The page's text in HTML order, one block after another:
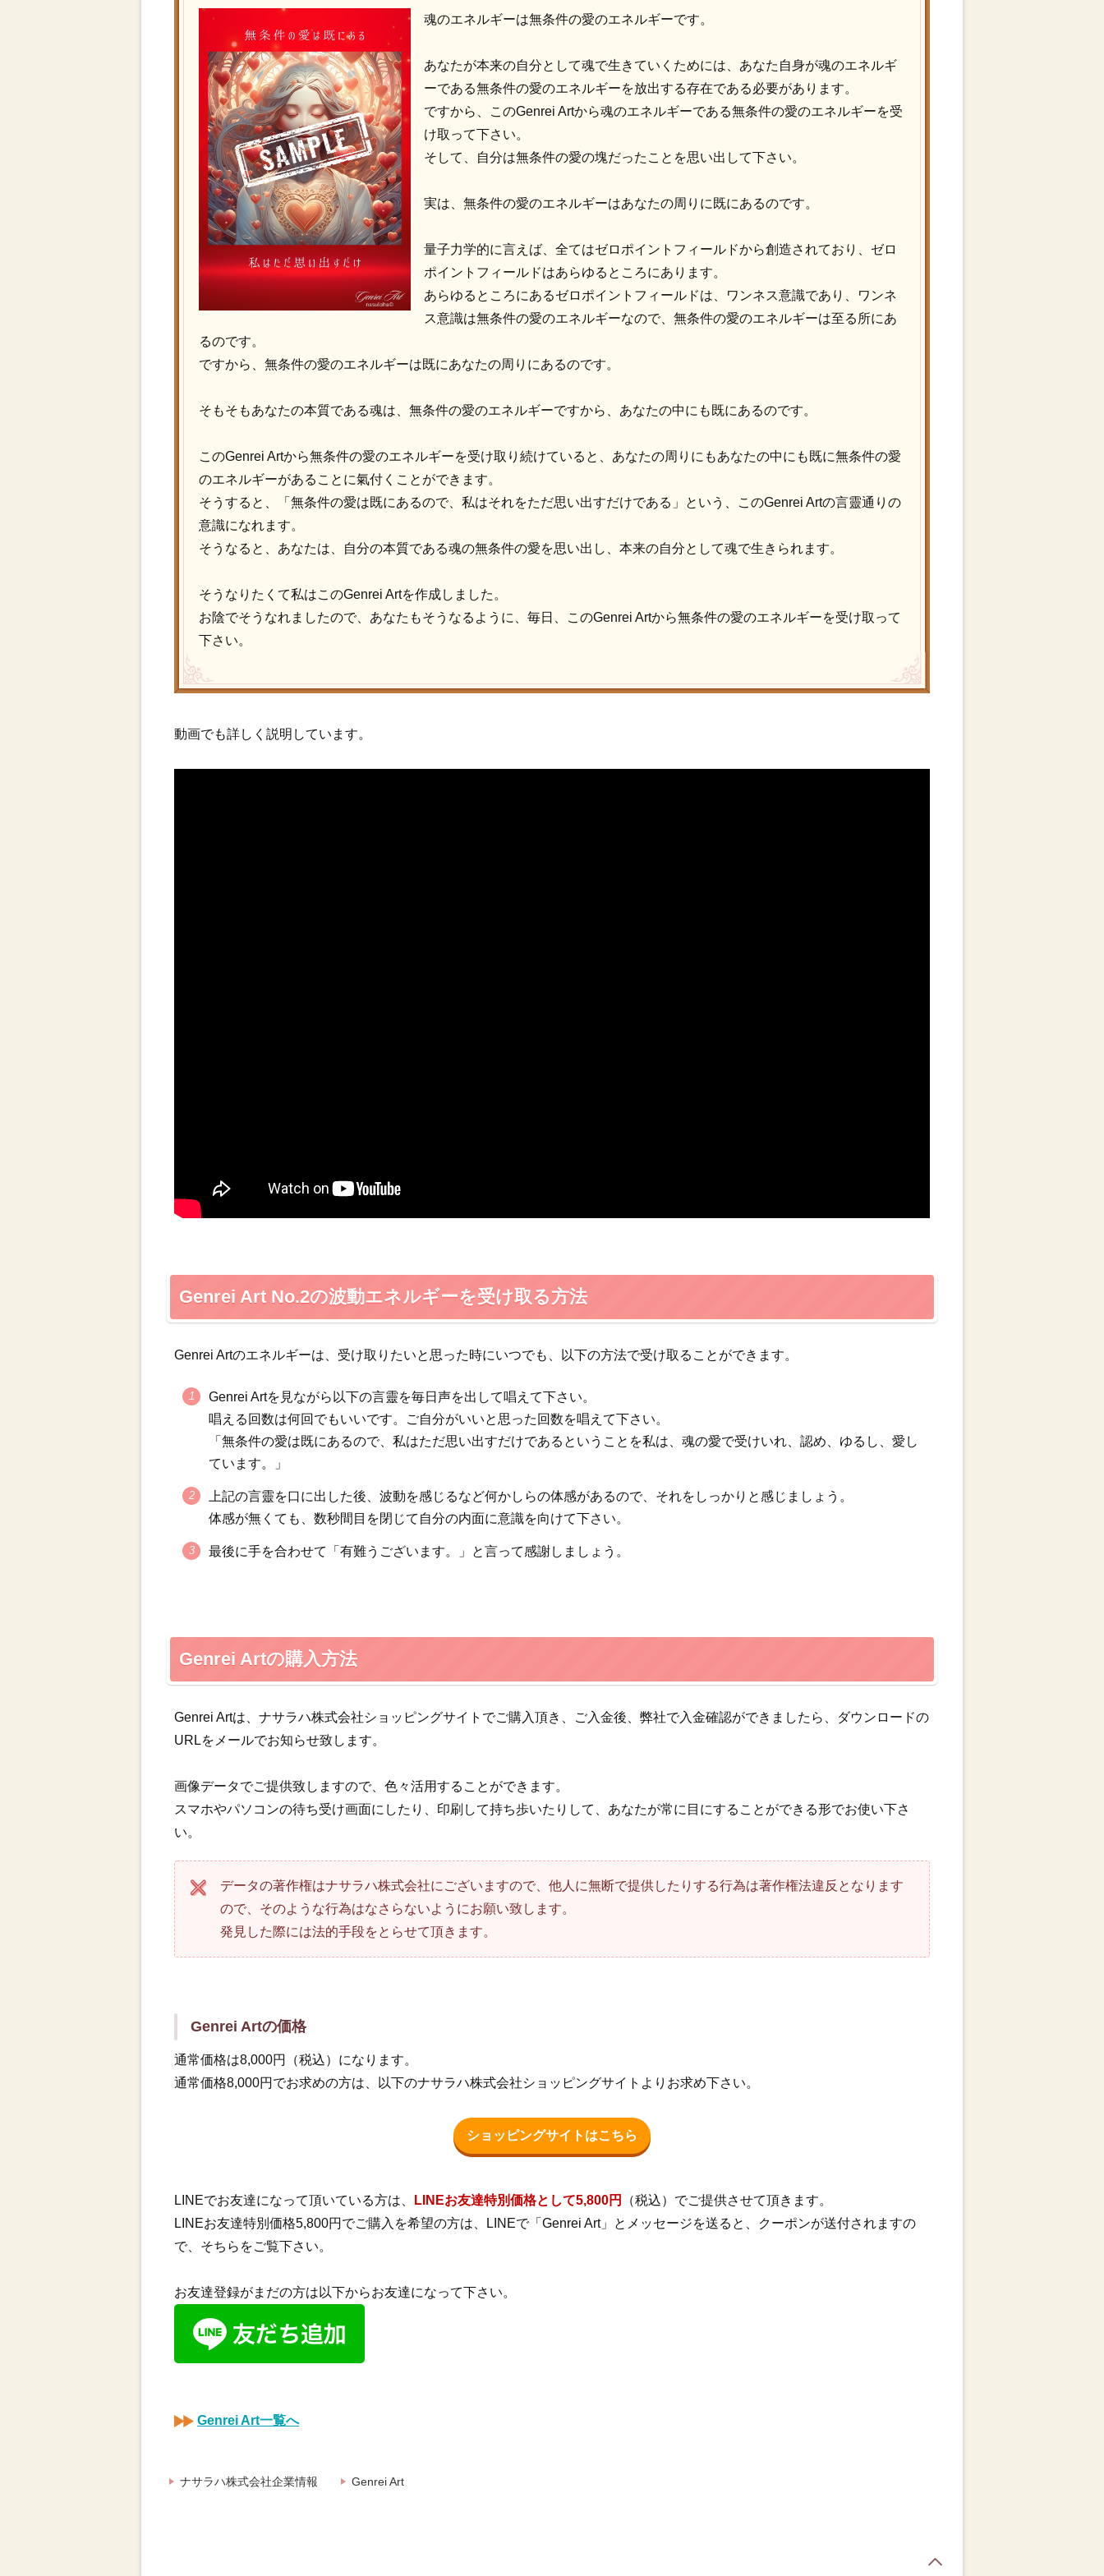
魂のエネルギーは無条件の愛のエネルギーです。
あなたが本来の自分として魂で生きていくためには、あなた自身が魂のエネルギ
ーである無条件の愛のエネルギーを放出する存在である必要があります。
ですから、このGenrei Artから魂のエネルギーである無条件の愛のエネルギーを受
け取って下さい。
そして、自分は無条件の愛の塊だったことを思い出して下さい。
実は、無条件の愛のエネルギーはあなたの周りに既にあるのです。
量子力学的に言えば、全てはゼロポイントフィールドから創造されており、ゼロ
ポイントフィールドはあらゆるところにあります。
あらゆるところにあるゼロポイントフィールドは、ワンネス意識であり、ワンネ
ス意識は無条件の愛のエネルギーなので、無条件の愛のエネルギーは至る所にあ
るのです。
ですから、無条件の愛のエネルギーは既にあなたの周りにあるのです。
そもそもあなたの本質である魂は、無条件の愛のエネルギーですから、あなたの中にも既にあるのです。
このGenrei Artから無条件の愛のエネルギーを受け取り続けていると、あなたの周りにもあなたの中にも既に無条件の愛
のエネルギーがあることに氣付くことができます。
そうすると、「無条件の愛は既にあるので、私はそれをただ思い出すだけである」という、このGenrei Artの言靈通りの
意識になれます。
そうなると、あなたは、自分の本質である魂の無条件の愛を思い出し、本来の自分として魂で生きられます。
そうなりたくて私はこのGenrei Artを作成しました。
お陰でそうなれましたので、あなたもそうなるように、毎日、このGenrei Artから無条件の愛のエネルギーを受け取って
下さい。
動画でも詳しく説明しています。
Genrei Art No.2の波動エネルギーを受け取る方法
Genrei Artのエネルギーは、受け取りたいと思った時にいつでも、以下の方法で受け取ることができます。
Genrei Artを見ながら以下の言靈を毎日声を出して唱えて下さい。
唱える回数は何回でもいいです。ご自分がいいと思った回数を唱えて下さい。
「無条件の愛は既にあるので、私はただ思い出すだけであるということを私は、魂の愛で受けいれ、認め、ゆるし、愛し
ています。」
上記の言靈を口に出した後、波動を感じるなど何かしらの体感があるので、それをしっかりと感じましょう。
体感が無くても、数秒間目を閉じて自分の内面に意識を向けて下さい。
最後に手を合わせて「有難うございます。」と言って感謝しましょう。
Genrei Artの購入方法
Genrei Artは、ナサラハ株式会社ショッピングサイトでご購入頂き、ご入金後、弊社で入金確認ができましたら、ダウンロードの
URLをメールでお知らせ致します。
画像データでご提供致しますので、色々活用することができます。
スマホやパソコンの待ち受け画面にしたり、印刷して持ち歩いたりして、あなたが常に目にすることができる形でお使い下さ
い。
データの著作権はナサラハ株式会社にございますので、他人に無断で提供したりする行為は著作権法違反となります
ので、そのような行為はなさらないようにお願い致します。
発見した際には法的手段をとらせて頂きます。
Genrei Artの価格
通常価格は8,000円（税込）になります。
通常価格8,000円でお求めの方は、以下のナサラハ株式会社ショッピングサイトよりお求め下さい。
ショッピングサイトはこちら
LINEでお友達になって頂いている方は、 LINEお友達特別価格として5,800円
（税込）でご提供させて頂きます。
LINEお友達特別価格5,800円でご購入を希望の方は、LINEで「Genrei Art」とメッセージを送ると、クーポンが送付されますの
で、そちらをご覧下さい。
お友達登録がまだの方は以下からお友達になって下さい。
Genrei Art一覧へ
ナサラハ株式会社企業情報 Genrei Art